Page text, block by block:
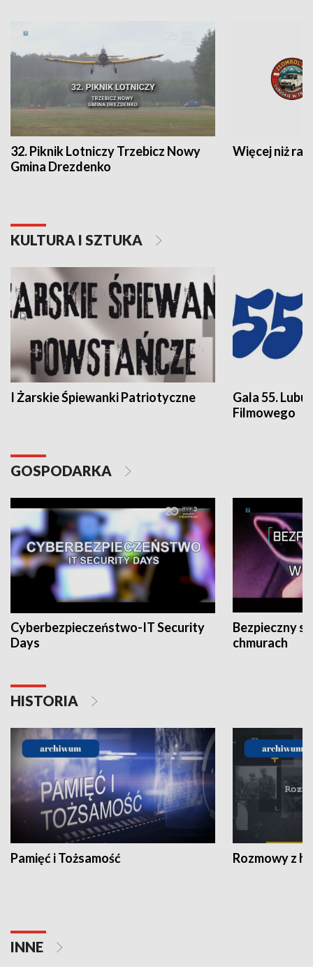
32. Piknik Lotniczy Trzebicz Nowy
Gmina Drezdenko
Więcej niż rajd
KULTURA I SZTUKA
I Żarskie Śpiewanki Patriotyczne
Gala 55.
Filmowego
GOSPODARKA
Cyberbezpieczeństwo-IT Security
Days
Bezpieczny
chmurach
HISTORIA
Pamięć i Tożsamość Rozmowy z
INNE